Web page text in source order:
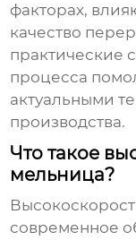
факторах,
качество
практические
процесса
актуальными
производства.
Что такое
мельница?
современное